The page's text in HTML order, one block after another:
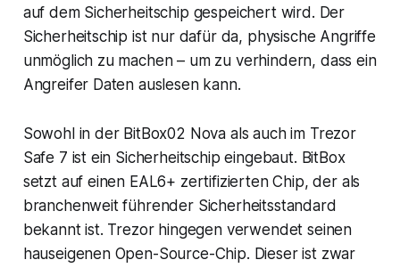
auf dem Sicherheitschip gespeichert wird. Der
Sicherheitschip ist nur dafür da, physische Angriffe
unmöglich zu machen – um zu verhindern, dass ein
Angreifer Daten auslesen kann.
Sowohl in der BitBox02 Nova als auch im Trezor
Safe 7 ist ein Sicherheitschip eingebaut. BitBox
setzt auf einen EAL6+ zertifizierten Chip, der als
branchenweit führender Sicherheitsstandard
bekannt ist. Trezor hingegen verwendet seinen
hauseigenen Open-Source-Chip. Dieser ist zwar